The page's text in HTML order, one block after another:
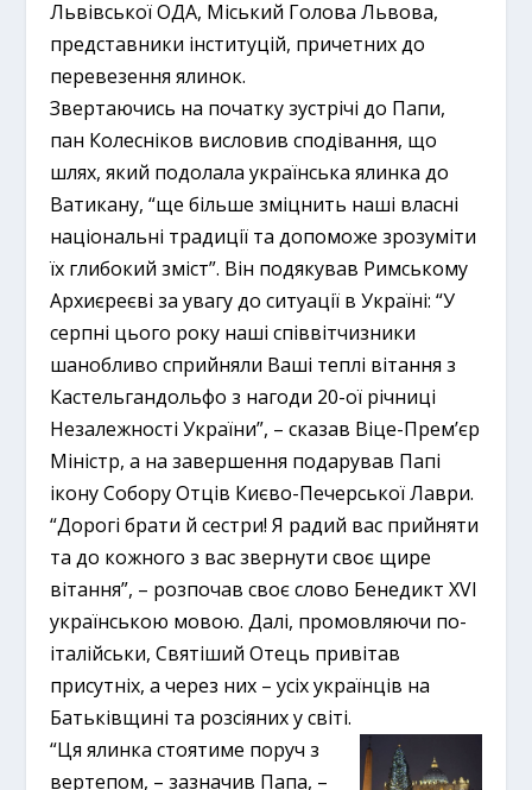
Львівської ОДА, Міський Голова Львова,
представники інституцій, причетних до
перевезення ялинок.
Звертаючись на початку зустрічі до Папи,
пан Колесніков висловив сподівання, що
шлях, який подолала українська ялинка до
Ватикану, “ще більше зміцнить наші власні
національні традиції та допоможе зрозуміти
їх глибокий зміст”. Він подякував Римському
Архиєреєві за увагу до ситуації в Україні: “У
серпні цього року наші співвітчизники
шанобливо сприйняли Ваші теплі вітання з
Кастельгандольфо з нагоди 20-ої річниці
Незалежності України”, – сказав Віце-Прем’єр
Міністр, а на завершення подарував Папі
ікону Собору Отців Києво-Печерської Лаври.
“Дорогі брати й сестри! Я радий вас прийняти
та до кожного з вас звернути своє щире
вітання”, – розпочав своє слово Бенедикт XVI
українською мовою. Далі, промовляючи по-
італійськи, Святіший Отець привітав
присутніх, а через них – усіх українців на
Батьківщині та розсіяних у світі.
“Ця ялинка стоятиме поруч з
вертепом, – зазначив Папа, –